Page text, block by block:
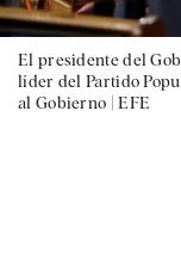
El presidente del
líder del Partido
al Gobierno |EFE